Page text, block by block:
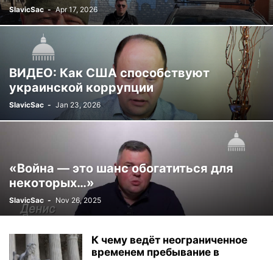
SlavicSac - Apr 17, 2026
ВИДЕО: Как США способствуют
украинской коррупции
SlavicSac - Jan 23, 2026
«Война — это шанс обогатиться для
некоторых…»
SlavicSac - Nov 26, 2025
К чему ведёт неограниченное
временем пребывание в